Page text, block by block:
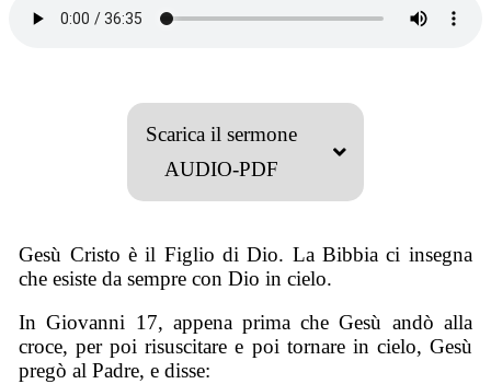
Scarica il sermone
AUDIO-PDF
Gesù Cristo è il Figlio di Dio. La Bibbia ci insegna
che esiste da sempre con Dio in cielo.
In Giovanni 17, appena prima che Gesù andò alla
croce, per poi risuscitare e poi tornare in cielo, Gesù
pregò al Padre, e disse: